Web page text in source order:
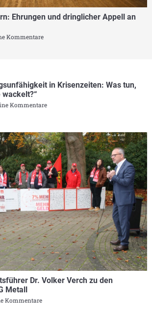
Ehrungen und dringlicher Appell an
Kommentare
in Krisenzeiten: Was tun,
Kommentare
Dr. Volker Verch zu den
Metall
Kommentare